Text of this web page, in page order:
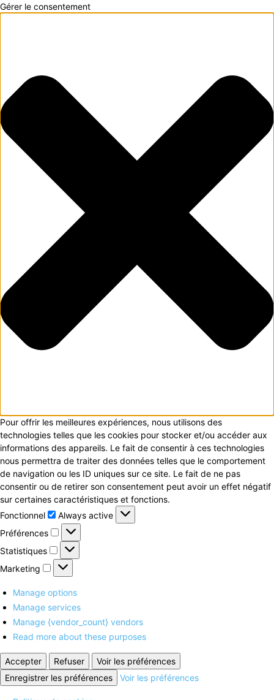
Gérer le consentement
Pour offrir les meilleures expériences, nous utilisons des
technologies telles que les cookies pour stocker et/ou accéder aux
informations des appareils. Le fait de consentir à ces technologies
nous permettra de traiter des données telles que le comportement
de navigation ou les ID uniques sur ce site. Le fait de ne pas
consentir ou de retirer son consentement peut avoir un effet négatif
sur certaines caractéristiques et fonctions.
Fonctionnel
Fonctionnel
Always active
Préférences
Préférences
Statistiques
Statistiques
Marketing
Marketing
Manage options
Manage services
Manage {vendor_count} vendors
Read more about these purposes
Accepter Refuser
Voir les préférences
Enregistrer les préférences
Voir les préférences